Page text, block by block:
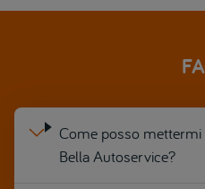
Come posso
Bella Autoservice?